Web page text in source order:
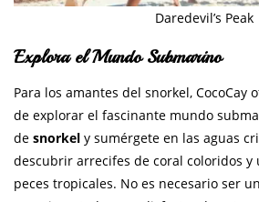
Daredevil’s Peak
Explora el Mundo Submarino
Para los amantes del snorkel, CocoCay
de explorar el fascinante mundo
de snorkel y sumérgete en las aguas
descubrir arrecifes de coral coloridos y
peces tropicales. No es necesario ser